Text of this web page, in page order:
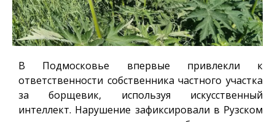
В Подмосковье впервые привлекли к
ответственности собственника частного участка
за борщевик, используя искусственный
интеллект. Нарушение зафиксировали в Рузском